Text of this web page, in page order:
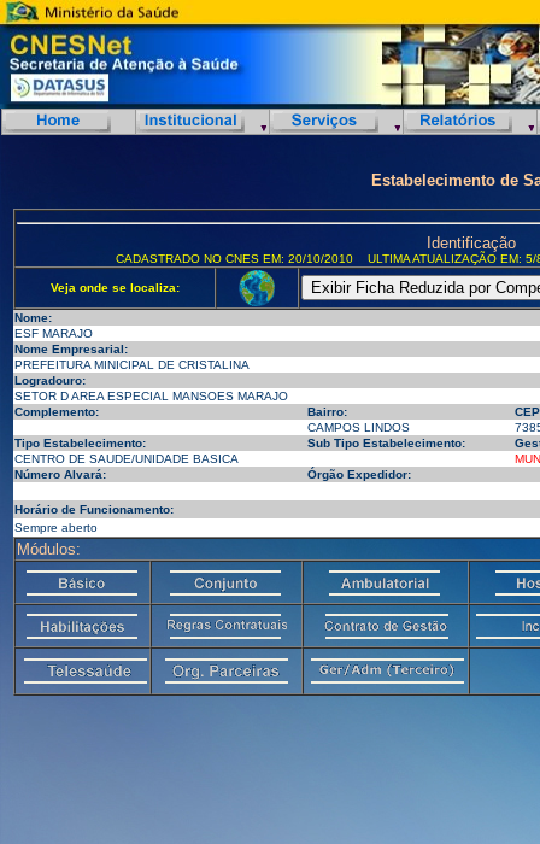
Estabelecimento de
Identificação
CADASTRADO NO CNES EM: 20/10/2010 ULTIMA ATUALIZAÇÃO EM:
Veja onde se localiza:
Nome:
ESF MARAJO
Nome Empresarial:
PREFEITURA MINICIPAL DE CRISTALINA
Logradouro:
SETOR D AREA ESPECIAL MANSOES MARAJO
Complemento:
Bairro:
CAMPOS LINDOS
Tipo Estabelecimento:
Sub Tipo Estabelecimento:
CENTRO DE SAUDE/UNIDADE BASICA
Número Alvará:
Órgão Expedidor:
Horário de Funcionamento:
Sempre aberto
Módulos: